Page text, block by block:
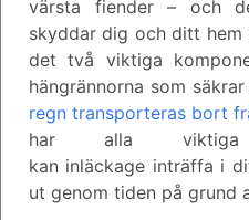
värsta fiender – och
skyddar dig och ditt
det två viktiga
hängrännorna som
regn transporteras bort
har alla viktiga
kan inläckage inträffa i
ut genom tiden på grund